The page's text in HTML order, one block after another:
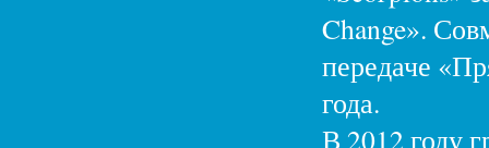
Change».
передаче
года.
В 2012 году